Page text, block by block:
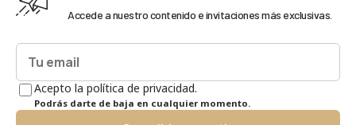
Accede a nuestro contenido e invitaciones más exclusivas.
Acepto la política de privacidad.
Podrás darte de baja en cualquier momento.